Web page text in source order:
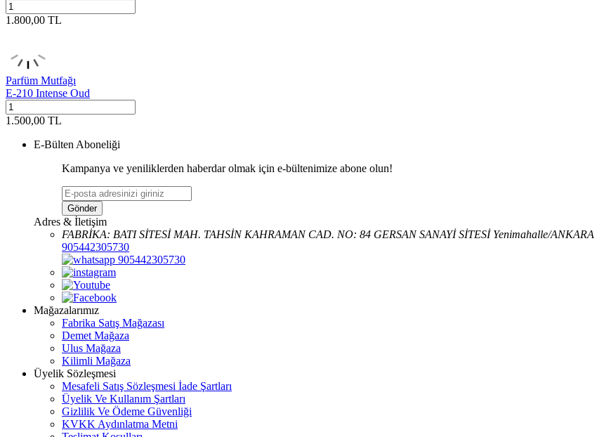
1.800,00 TL
Parfüm Mutfağı
E-210 Intense Oud
1.500,00 TL
E-Bülten Aboneliği
Kampanya ve yeniliklerden haberdar olmak için e-bültenimize abone olun!
Gönder
Adres & İletişim
FABRİKA: BATI SİTESİ MAH. TAHSİN KAHRAMAN CAD. NO: 84 GERSAN SANAYİ SİTESİ Yenimahalle/ANKARA
905442305730
905442305730
Mağazalarımız
Fabrika Satış Mağazası
Demet Mağaza
Ulus Mağaza
Kilimli Mağaza
Üyelik Sözleşmesi
Mesafeli Satış Sözleşmesi İade Şartları
Üyelik Ve Kullanım Şartları
Gizlilik Ve Ödeme Güvenliği
KVKK Aydınlatma Metni